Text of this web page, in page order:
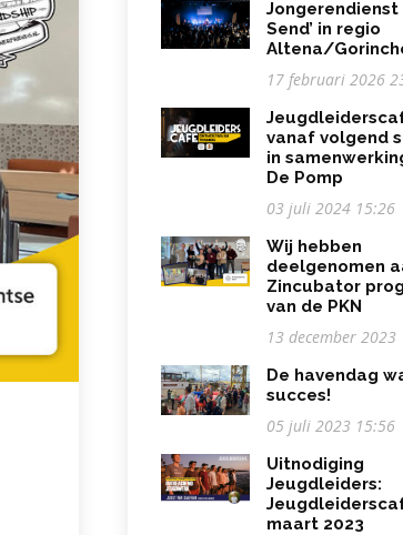
Jongerendienst
Send’ in regio
Altena/
17 februari 2026
vanaf volgend
in
De Pomp
03 juli 2024 15:26
Wij hebben
deelgenomen
Zincubator
van de PKN
13 december 2023
De havendag
succes!
05 juli 2023 15:56
Uitnodiging
Jeugdleiders:
maart 2023